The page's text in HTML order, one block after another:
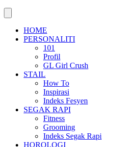
HOME
PERSONALITI
101
Profil
GL Girl Crush
STAIL
How To
Inspirasi
Indeks Fesyen
SEGAK RAPI
Fitness
Grooming
Indeks Segak Rapi
HOROLOGI